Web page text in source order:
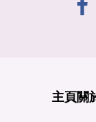
主頁關